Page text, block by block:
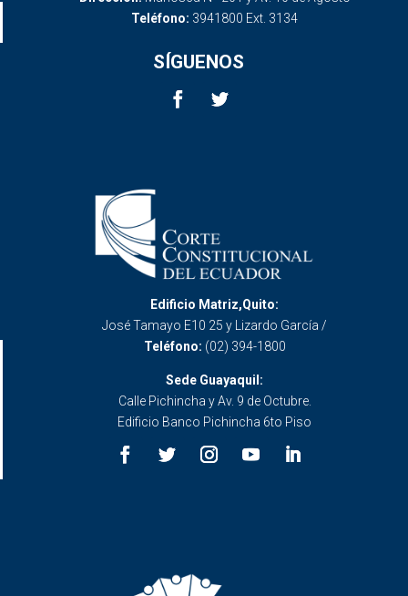
Teléfono: 3941800 Ext. 3134
SÍGUENOS
Edificio Matriz,Quito:
José Tamayo E10 25 y Lizardo García /
Teléfono: (02) 394-1800
Sede Guayaquil:
Calle Pichincha y Av. 9 de Octubre.
Edificio Banco Pichincha 6to Piso